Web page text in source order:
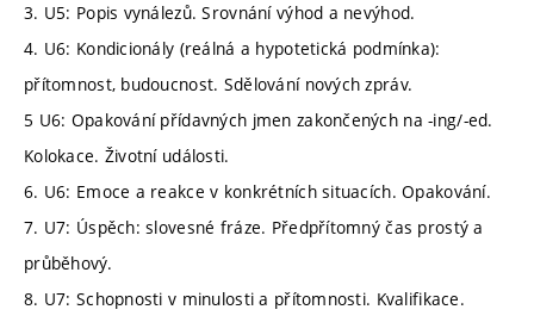
3. U5: Popis vynálezů. Srovnání výhod a nevýhod.
4. U6: Kondicionály (reálná a hypotetická podmínka):
přítomnost, budoucnost. Sdělování nových zpráv.
5 U6: Opakování přídavných jmen zakončených na -ing/-ed.
Kolokace. Životní události.
6. U6: Emoce a reakce v konkrétních situacích. Opakování.
7. U7: Úspěch: slovesné fráze. Předpřítomný čas prostý a
průběhový.
8. U7: Schopnosti v minulosti a přítomnosti. Kvalifikace.